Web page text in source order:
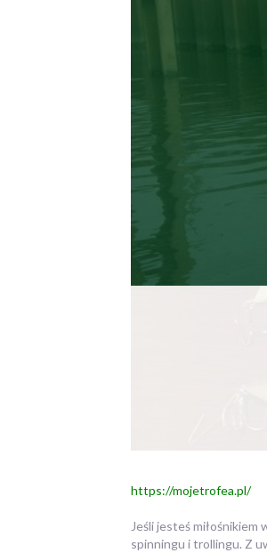
https://mojetrofea.pl/
Jeśli jesteś
spinningu i trollingu. Z